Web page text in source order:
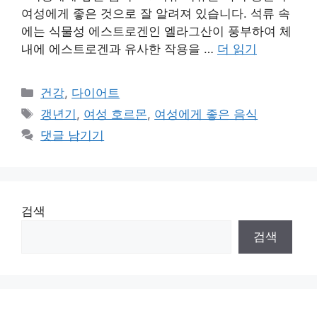
여성에게 좋은 것으로 잘 알려져 있습니다. 석류 속
에는 식물성 에스트로겐인 엘라그산이 풍부하여 체
내에 에스트로겐과 유사한 작용을 … 더 읽기
카
테
고
리
건강, 다이어트
태
그
갱년기 , 여성 호르몬, 여성에게 좋은 음식
댓글 남기기
검색
검색